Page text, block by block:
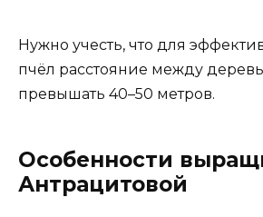
Нужно учесть, что для
пчёл расстояние между
превышать 40–50 метров.
Особенности
Антрацитовой